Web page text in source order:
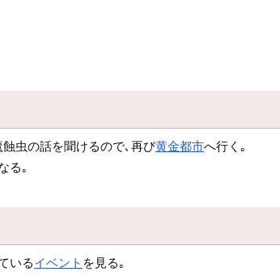
虫の話を聞けるので､再び黄金都市へ行く｡
る｡
いるイベント を見る｡